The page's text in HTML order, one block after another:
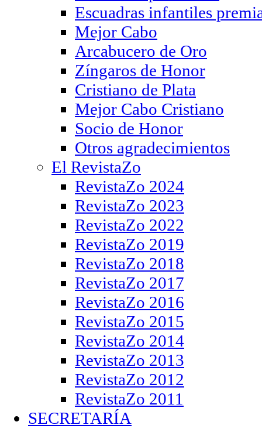
Escuadras infantiles
Mejor Cabo
Arcabucero de Oro
Zíngaros de Honor
Cristiano de Plata
Mejor Cabo Cristiano
Socio de Honor
Otros agradecimientos
El RevistaZo
RevistaZo 2024
RevistaZo 2023
RevistaZo 2022
RevistaZo 2019
RevistaZo 2018
RevistaZo 2017
RevistaZo 2016
RevistaZo 2015
RevistaZo 2014
RevistaZo 2013
RevistaZo 2012
RevistaZo 2011
SECRETARÍA